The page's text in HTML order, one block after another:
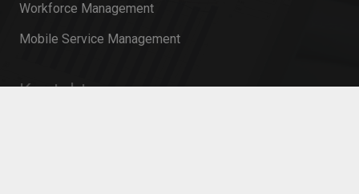
Workforce Management
Mobile Service Management
Kontakt